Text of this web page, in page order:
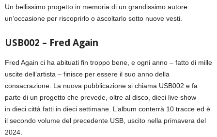
Un bellissimo progetto in memoria di un grandissimo autore:
un’occasione per riscoprirlo o ascoltarlo sotto nuove vesti.
USB002 – Fred Again
Fred Again ci ha abituati fin troppo bene, e ogni anno – fatto di mille
uscite dell’artista – finisce per essere il suo anno della
consacrazione. La nuova pubblicazione si chiama USB002 e fa
parte di un progetto che prevede, oltre al disco, dieci live show
in dieci città fatti in dieci settimane. L’album conterrà 10 tracce ed è
il secondo volume del precedente USB, uscito nella primavera del
2024.